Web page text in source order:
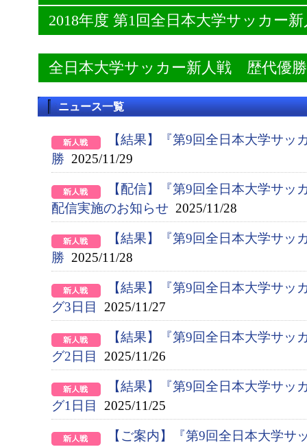
2018年度 第1回全日本大学サッカー
全日本大学サッカー新人戦 歴代優
ニュース一覧
【結果】『第9回全日本大学サッ
勝 2025/11/29
【配信】『第9回全日本大学サッ
配信実施のお知らせ 2025/11/28
【結果】『第9回全日本大学サッ
勝 2025/11/28
【結果】『第9回全日本大学サッ
グ3日目
2025/11/27
【結果】『第9回全日本大学サッ
グ2日目
2025/11/26
【結果】『第9回全日本大学サッ
グ1日目
2025/11/25
【ご案内】『第9回全日本大学サ